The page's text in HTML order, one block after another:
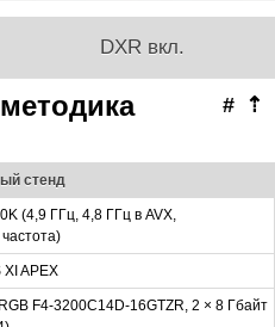
DXR вкл.
⇡
#
стенд
(4,9 ГГц, 4,8 ГГц в AVX,
XI APEX
F4-3200C14D-16GTZR, 2 × 8 Гбайт